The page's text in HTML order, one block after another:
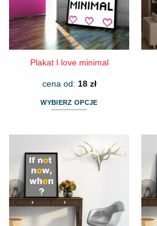
Plakat I love minimal
cena od: 18 zł
WYBIERZ OPCJE
wiele
wariantów.
Opcje
można
wybrać
na